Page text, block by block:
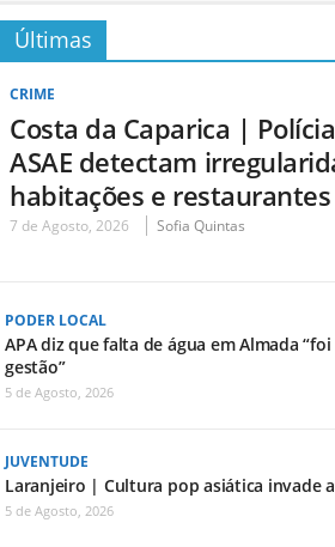
Últimas
CRIME
Costa da Caparica |
ASAE detectam
habitações e restaurantes
7 de Agosto, 2026 Sofia Quintas
PODER LOCAL
APA diz que falta de água em Almada
gestão”
5 de Agosto, 2026
JUVENTUDE
Laranjeiro | Cultura pop asiática invade a
5 de Agosto, 2026